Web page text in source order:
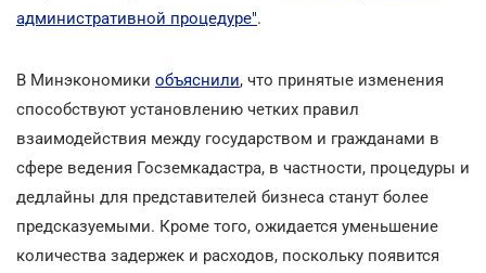
административной процедуре".
В Минэкономики объяснили, что принятые изменения
способствуют установлению четких правил
взаимодействия между государством и гражданами в
сфере ведения Госземкадастра, в частности, процедуры и
дедлайны для представителей бизнеса станут более
предсказуемыми. Кроме того, ожидается уменьшение
количества задержек и расходов, поскольку появится